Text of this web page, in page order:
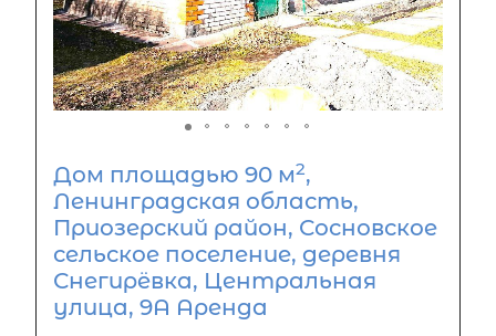
Дом площадью 90 м2,
Ленинградская область,
Приозерский район, Сосновское
сельское поселение, деревня
Снегирёвка, Центральная
улица, 9А Аренда